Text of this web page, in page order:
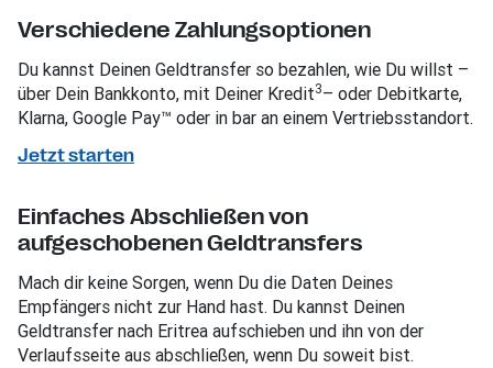
Verschiedene Zahlungsoptionen
Du kannst Deinen Geldtransfer so bezahlen, wie Du willst –
über Dein Bankkonto, mit Deiner Kredit3– oder Debitkarte,
Klarna, Google Pay™ oder in bar an einem Vertriebsstandort.
Jetzt starten
Einfaches Abschließen von
aufgeschobenen Geldtransfers
Mach dir keine Sorgen, wenn Du die Daten Deines
Empfängers nicht zur Hand hast. Du kannst Deinen
Geldtransfer nach Eritrea aufschieben und ihn von der
Verlaufsseite aus abschließen, wenn Du soweit bist.